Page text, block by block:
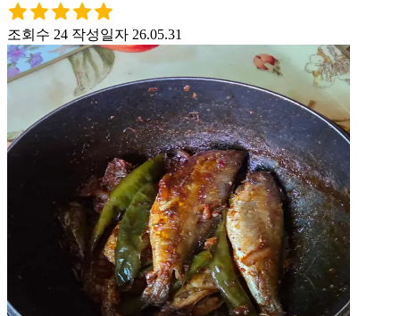
조회수 24 작성일자 26.05.31